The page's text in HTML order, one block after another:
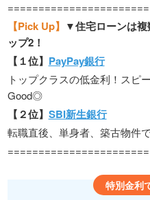
【Pick Up】 ▼住宅ローンは複
ップ2！
【１位】 PayPay銀行
トップクラスの低金利！スピ
Good◎
【２位】 SBI新生銀行
転職直後、単身者、築古物件
特別金利